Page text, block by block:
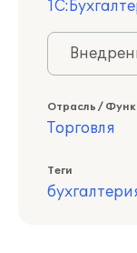
Отрасль /
Торговля
Теги